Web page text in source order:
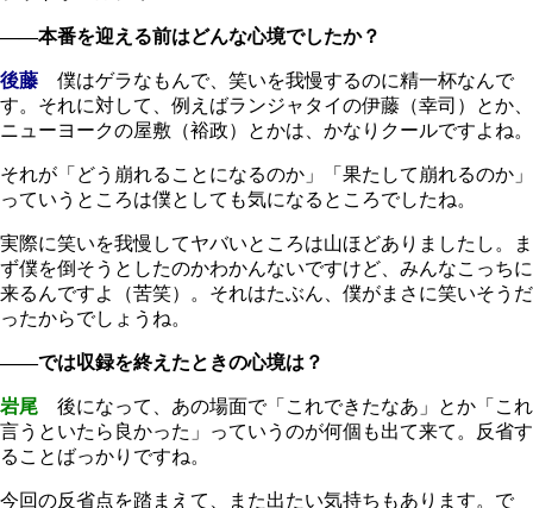
――本番を迎える前はどんな心境でしたか？
後藤 僕はゲラなもんで、笑いを我慢するのに精一杯なんで
す。それに対して、例えばランジャタイの伊藤（幸司）とか、
ニューヨークの屋敷（裕政）とかは、かなりクールですよね。
それが「どう崩れることになるのか」「果たして崩れるのか」
っていうところは僕としても気になるところでしたね。
実際に笑いを我慢してヤバいところは山ほどありましたし。ま
ず僕を倒そうとしたのかわかんないですけど、みんなこっちに
来るんですよ（苦笑）。それはたぶん、僕がまさに笑いそうだ
ったからでしょうね。
――では収録を終えたときの心境は？
岩尾 後になって、あの場面で「これできたなあ」とか「これ
言うといたら良かった」っていうのが何個も出て来て。反省す
ることばっかりですね。
今回の反省点を踏まえて、また出たい気持ちもあります。で